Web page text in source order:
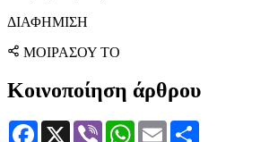
ΔΙΑΦΗΜΙΣΗ
ΜΟΙΡΑΣΟΥ ΤΟ
Κοινοποίηση άρθρου
Facebook
X Viber WhatsApp
Email